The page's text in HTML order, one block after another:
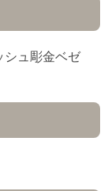
シュ彫金ベゼ